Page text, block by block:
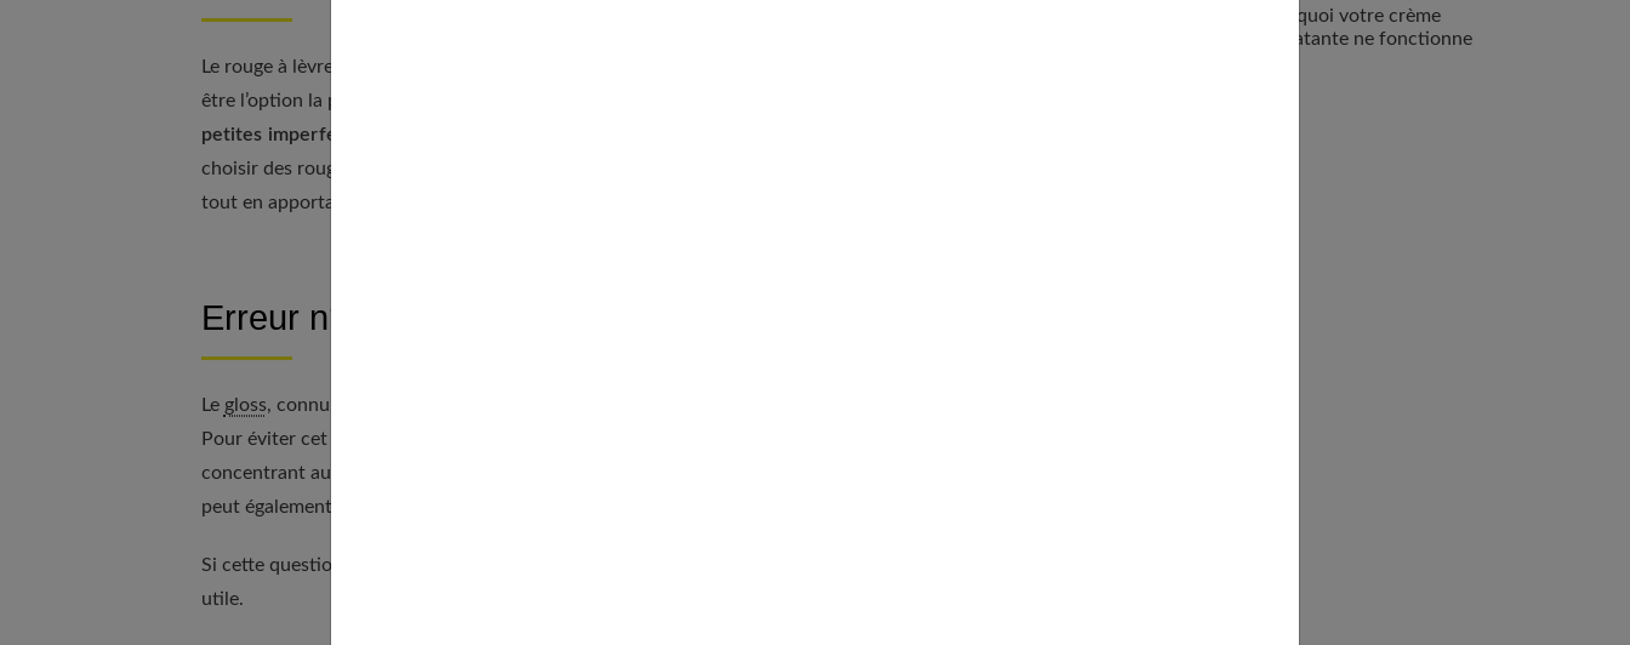
Le rouge à lèvres mat, bien qu’il offre une tenue prolongée et une pigmentation éclatante, peut ne pas
être l’option la plus flatteuse pour des lèvres fines ou sèches. Sa texture mate peut
petites imperfections
choisir des rouges à lèvres aux textures hydratantes, satinées, ou crémeuses qui nourrissent les lèvres
tout en apportant une belle couleur.
Erreur n°2 : Ne pas savoir appliquer le gloss
Le gloss, connu pour sa texture plus épaisse, peut parfois
Pour éviter cet effet, l’astuce réside dans l’application du gloss sur un rouge à lèvres de base, en se
concentrant au centre des lèvres pour un effet pulpeux. L’utilisation d’un crayon de contour transparent
peut également aider à définir les lèvres avec précision.
Si cette question vous concerne, notre guide sur
utile.
Pourquoi votre crème
hydratante ne fonctionne